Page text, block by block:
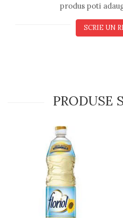
produs poti
SCRIE UN
PRODUSE